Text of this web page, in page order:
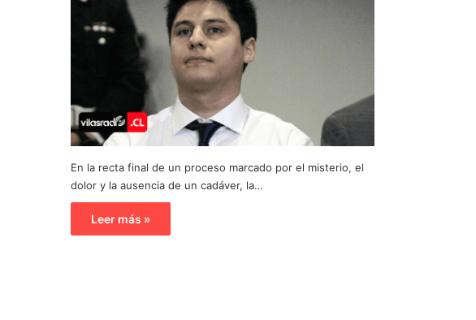
En la recta final de un proceso marcado por el misterio, el
dolor y la ausencia de un cadáver, la…
Leer más »